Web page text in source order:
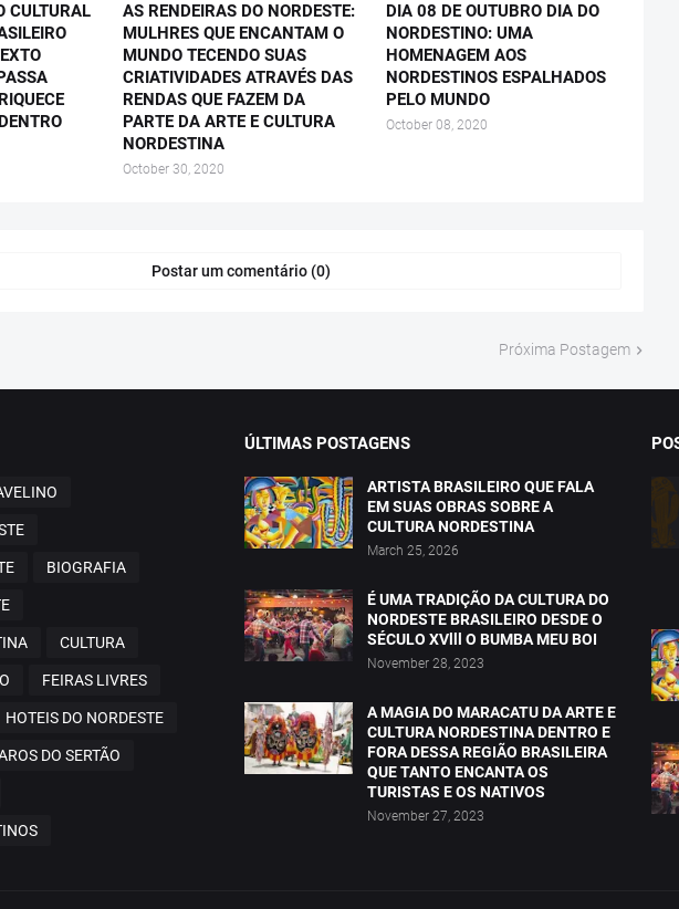
CULTURAL
AS RENDEIRAS DO NORDESTE:
MULHRES QUE ENCANTAM O
MUNDO TECENDO SUAS
CRIATIVIDADES ATRAVÉS DAS
RENDAS QUE FAZEM DA
PARTE DA ARTE E CULTURA
NORDESTINA
October 30, 2020
DIA 08 DE OUTUBRO DIA DO
NORDESTINO: UMA
HOMENAGEM AOS
NORDESTINOS ESPALHADOS
PELO MUNDO
October 08, 2020
Postar um comentário (0)
Próxima Postagem
BIOGRAFIA
CULTURA
FEIRAS LIVRES
HOTEIS DO NORDESTE
DO SERTÃO
ÚLTIMAS POSTAGENS
ARTISTA BRASILEIRO QUE FALA
EM SUAS OBRAS SOBRE A
CULTURA NORDESTINA
March 25, 2026
É UMA TRADIÇÃO DA CULTURA DO
NORDESTE BRASILEIRO DESDE O
SÉCULO XVlll O BUMBA MEU BOI
November 28, 2023
A MAGIA DO MARACATU DA ARTE E
CULTURA NORDESTINA DENTRO E
FORA DESSA REGIÃO BRASILEIRA
QUE TANTO ENCANTA OS
TURISTAS E OS NATIVOS
November 27, 2023